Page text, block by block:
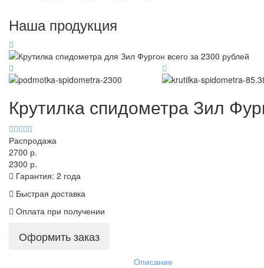
Наша продукция
Крутилка спидометра Зил
Распродажа
2700 р.
2300 р.
Гарантия: 2 года
Быстрая доставка
Оплата при получении
Оформить заказ
Описание